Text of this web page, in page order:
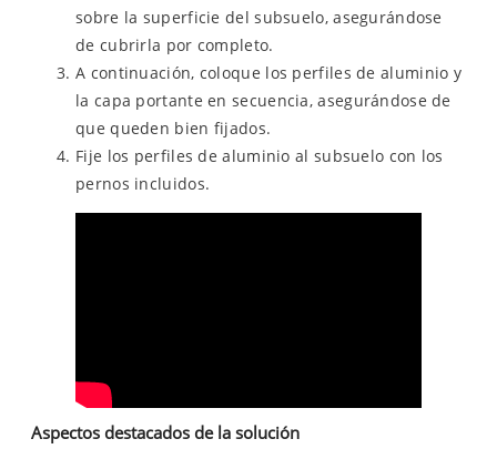
sobre la superficie del subsuelo, asegurándose
de cubrirla por completo.
A continuación, coloque los perfiles de aluminio y
la capa portante en secuencia, asegurándose de
que queden bien fijados.
Fije los perfiles de aluminio al subsuelo con los
pernos incluidos.
Aspectos destacados de la solución